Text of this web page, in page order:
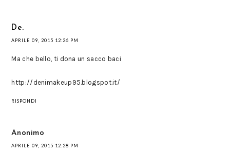
De.
APRILE 09, 2015 12:26 PM
Ma che bello, ti dona un sacco baci
http://denimakeup95.blogspot.it/
RISPONDI
Anonimo
APRILE 09, 2015 12:28 PM